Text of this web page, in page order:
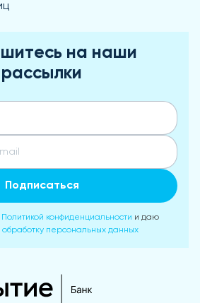
на наши
рассылки
Подписаться
Политикой конфиденциальности и даю
персональных данных